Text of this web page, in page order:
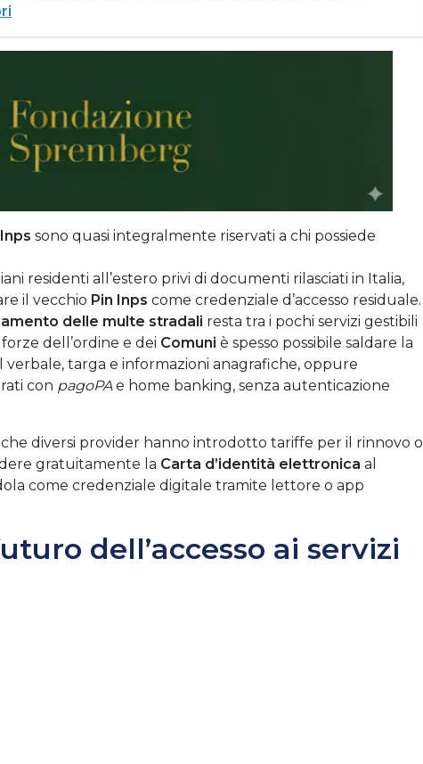
Inps sono quasi integralmente riservati a chi possiede
residenti all’estero privi di documenti rilasciati in Italia,
il vecchio Pin Inps come credenziale d’accesso residuale.
delle multe stradali resta tra i pochi servizi gestibili
dell’ordine e dei Comuni è spesso possibile saldare la
targa e informazioni anagrafiche, oppure
con pagoPAe home banking, senza autenticazione
diversi provider hanno introdotto tariffe per il rinnovo o
gratuitamente la Carta d’identità elettronica al
come credenziale digitale tramite lettore o app
dell’accesso ai servizi